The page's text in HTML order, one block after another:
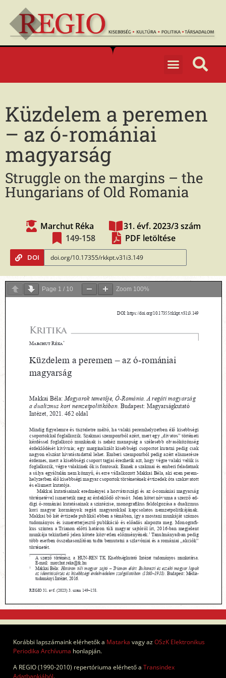
Küzdelem a peremen
– az ó-romániai
magyarság
Struggle on the margins – the
Hungarians of Old Romania
Marchut Réka
31. évf. 2023/3 szám
149-158
PDF letöltése
DOI
Page 1 / 10 Zoom 100%
Korábbi lapszámaink elérhetők a Matarka vagy azOSzK Elektronikus
Periodika Archívuma honlapján.
A REGIO (1990-2010) repertóriuma elérhető a Transindex
Adatbankjából.